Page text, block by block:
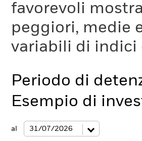
favorevoli
peggiori, medie
variabili di
Periodo di
Esempio di
al